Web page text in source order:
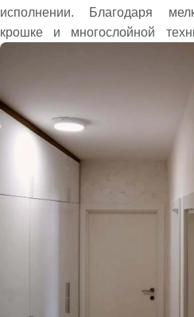
исполнении. Благодаря
крошке и многослойной